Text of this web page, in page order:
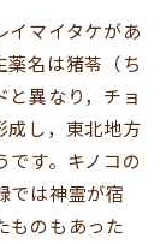
イマイタケがあ
薬名は猪苓（ち
と異なり，チョ
成し，東北地方
です。キノコの
では神霊が宿
ものもあった